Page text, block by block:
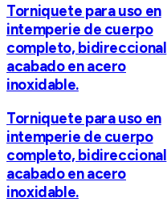
Torniquete para uso en
intemperie de cuerpo
completo, bidireccional
acabado en acero
inoxidable.
Torniquete para uso en
intemperie de cuerpo
completo, bidireccional
acabado en acero
inoxidable.